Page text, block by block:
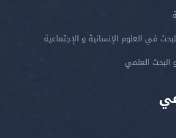
في العلوم الإنسانية و الإجتماعية
البحث العلمي